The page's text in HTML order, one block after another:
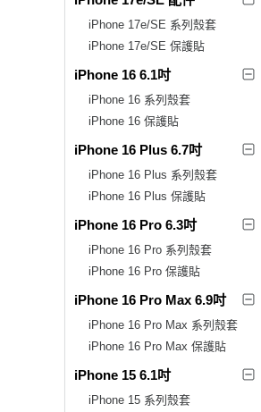
iPhone 17e/SE 系列殼套
iPhone 17e/SE 保護貼
iPhone 16 6.1吋
iPhone 16 系列殼套
iPhone 16 保護貼
iPhone 16 Plus 6.7吋
iPhone 16 Plus 系列殼套
iPhone 16 Plus 保護貼
iPhone 16 Pro 6.3吋
iPhone 16 Pro 系列殼套
iPhone 16 Pro 保護貼
iPhone 16 Pro Max 6.9吋
iPhone 16 Pro Max 系列殼套
iPhone 16 Pro Max 保護貼
iPhone 15 6.1吋
iPhone 15 系列殼套